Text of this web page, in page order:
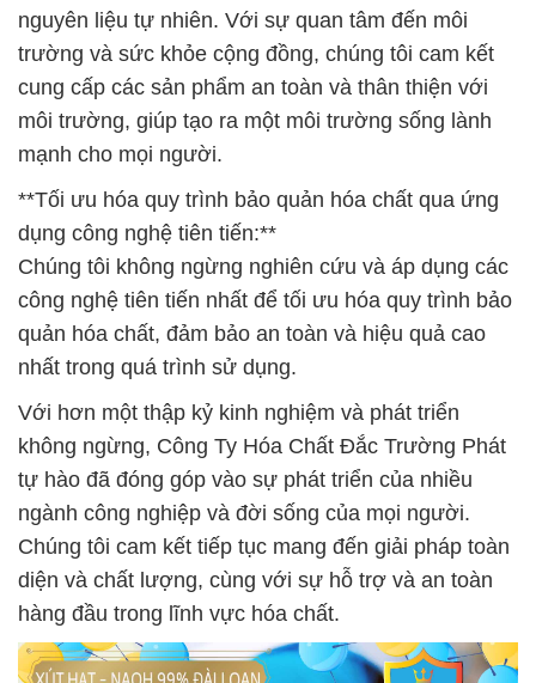
nguyên liệu tự nhiên. Với sự quan tâm đến môi
trường và sức khỏe cộng đồng, chúng tôi cam kết
cung cấp các sản phẩm an toàn và thân thiện với
môi trường, giúp tạo ra một môi trường sống lành
mạnh cho mọi người.
**Tối ưu hóa quy trình bảo quản hóa chất qua ứng
dụng công nghệ tiên tiến:**
Chúng tôi không ngừng nghiên cứu và áp dụng các
công nghệ tiên tiến nhất để tối ưu hóa quy trình bảo
quản hóa chất, đảm bảo an toàn và hiệu quả cao
nhất trong quá trình sử dụng.
Với hơn một thập kỷ kinh nghiệm và phát triển
không ngừng, Công Ty Hóa Chất Đắc Trường Phát
tự hào đã đóng góp vào sự phát triển của nhiều
ngành công nghiệp và đời sống của mọi người.
Chúng tôi cam kết tiếp tục mang đến giải pháp toàn
diện và chất lượng, cùng với sự hỗ trợ và an toàn
hàng đầu trong lĩnh vực hóa chất.